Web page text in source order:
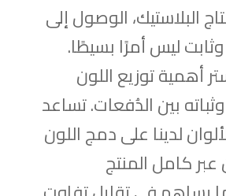
البلاستيك، الوصول إلى
ليس أمرًا بسيطًا.
أهمية توزيع اللون
بين الدُفعات. تساعد
لدينا على دمج اللون
كامل المنتج